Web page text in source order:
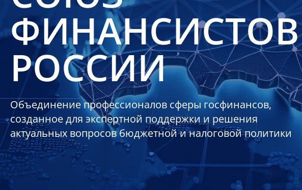
ФИНАНСИСТОВ
РОССИИ
Объединение профессионалов сферы госфинансов,
созданное для экспертной поддержки и решения
актуальных вопросов бюджетной и налоговой политики